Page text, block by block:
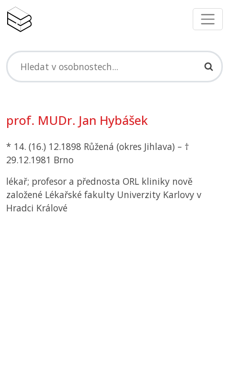
prof. MUDr. Jan Hybášek
* 14. (16.) 12.1898 Růžená (okres Jihlava) – †
29.12.1981 Brno
lékař; profesor a přednosta ORL kliniky nově
založené Lékařské fakulty Univerzity Karlovy v
Hradci Králové